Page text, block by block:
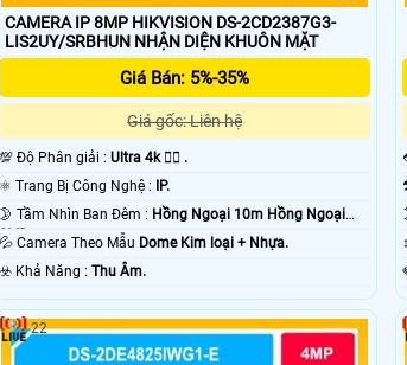
CAMERA IP 8MP HIKVISION DS-2CD2387G3-
LIS2UY/SRBHUN NHẬN DIỆN KHUÔN MẶT
Giá Bán: 5%-35%
Giá gốc: Liên hệ
💯 Độ Phân giải :Ultra 4k 👍🏾 .
⚛️ Trang Bị Công Nghệ : IP.
🌛 Tầm Nhìn Ban Đêm : Hồng Ngoại 10m Hồng Ngoại
SMD.💦 Camera Theo Mẫu Dome Kim loại + Nhựa.
️☣️ Khả Năng :Thu Âm.
22